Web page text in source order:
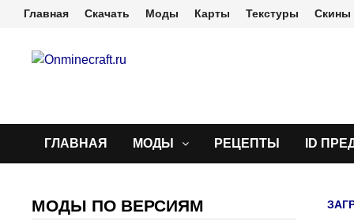
ПерейтиГлавная Скачать Моды Карты Текстуры Скины
ГЛАВНАЯ МОДЫ РЕЦЕПТЫ ID
МОДЫ ПО ВЕРСИЯМ